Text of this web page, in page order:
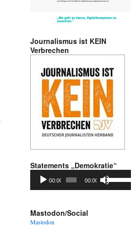
Journalismus ist KEIN
Verbrechen
Statements „Demokratie“
Audio-
Player
00:00 00:00
Hoch/Runter
benutzen,
Mastodon/Social
Mastodon